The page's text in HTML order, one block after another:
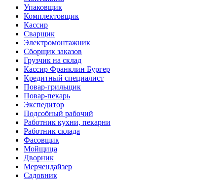
Упаковщик
Комплектовщик
Кассир
Сварщик
Электромонтажник
Сборщик заказов
Грузчик на склад
Кассир Франклин Бургер
Кредитный специалист
Повар-грильщик
Повар-пекарь
Экспедитор
Подсобный рабочий
Работник кухни, пекарни
Работник склада
Фасовщик
Мойщица
Дворник
Мерчендайзер
Садовник